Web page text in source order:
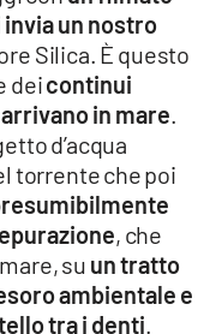
un nostro
Silica. È questo
deicontinui
in mare
d’acqua
torrente che poi
, che
su un tratto
ambientale e
tra i denti